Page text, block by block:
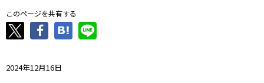
このページを共有する
2024年12月16日